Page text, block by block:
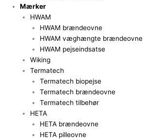
Mærker
HWAM
HWAM brændeovne
HWAM væghængte brændeovne
HWAM pejseindsatse
Wiking
Termatech
Termatech biopejse
Termatech brændeovne
Termatech tilbehør
HETA
HETA brændeovne
HETA pilleovne